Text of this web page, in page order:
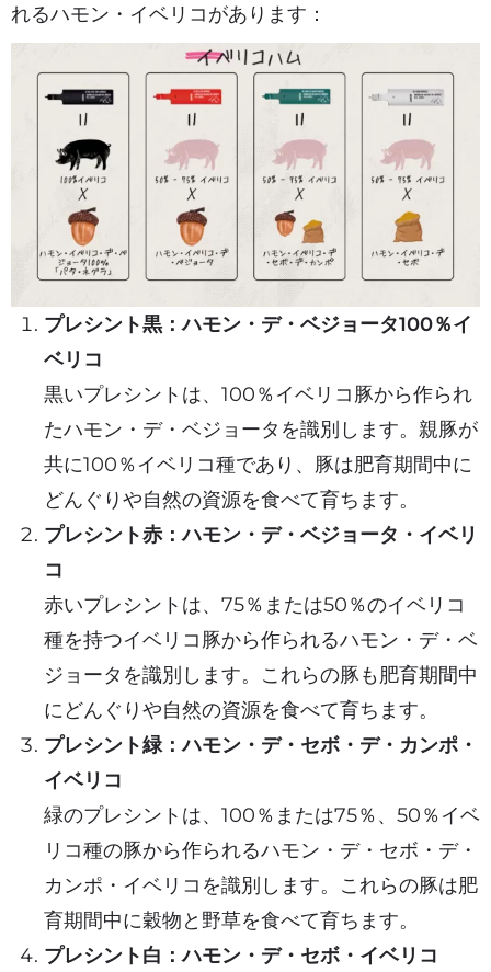
れるハモン・イベリコがあります：
プレシント黒：ハモン・デ・ベジョータ100％イ
ベリコ
黒いプレシントは、100％イベリコ豚から作られ
たハモン・デ・ベジョータを識別します。親豚が
共に100％イベリコ種であり、豚は肥育期間中に
どんぐりや自然の資源を食べて育ちます。
プレシント赤：ハモン・デ・ベジョータ・イベリ
コ
赤いプレシントは、75％または50％のイベリコ
種を持つイベリコ豚から作られるハモン・デ・ベ
ジョータを識別します。これらの豚も肥育期間中
にどんぐりや自然の資源を食べて育ちます。
プレシント緑：ハモン・デ・セボ・デ・カンポ・
イベリコ
緑のプレシントは、100％または75％、50％イベ
リコ種の豚から作られるハモン・デ・セボ・デ・
カンポ・イベリコを識別します。これらの豚は肥
育期間中に穀物と野草を食べて育ちます。
プレシント白：ハモン・デ・セボ・イベリコ